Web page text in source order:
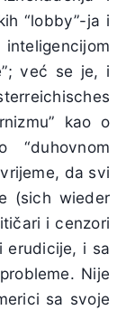
“lobby”-ja i
već se je, i
kao o
da svi
(sich wieder
i cenzori
erudicije, i sa
Nije
sa svoje